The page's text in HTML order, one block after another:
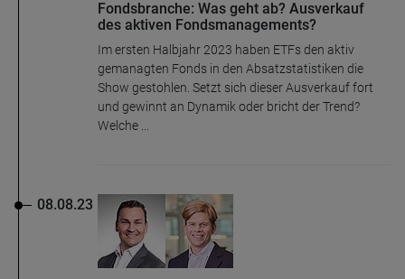
Fondsbranche: Was geht ab? Ausverkauf
des aktiven Fondsmanagements?
Im ersten Halbjahr 2023 haben ETFs den aktiv
gemanagten Fonds in den Absatzstatistiken die
Show gestohlen. Setzt sich dieser Ausverkauf fort
und gewinnt an Dynamik oder bricht der Trend?
Welche ...
08.08.23